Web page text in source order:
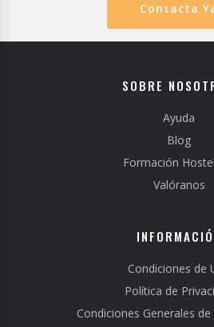
Contacta
SOBRE
Ayuda
Blog
Formación
Valóranos
Condiciones de
Política de
Condiciones Generales